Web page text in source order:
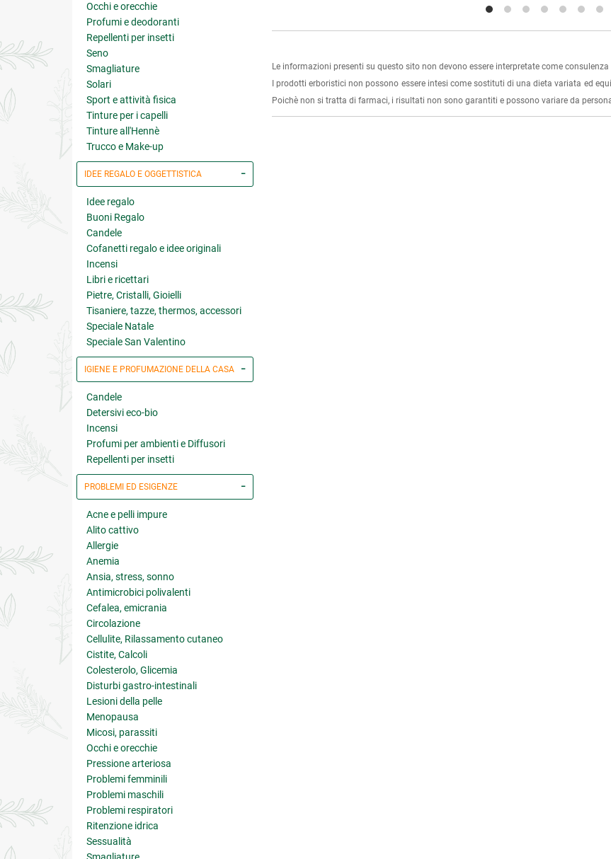
Occhi e orecchie
Profumi e deodoranti
Repellenti per insetti
Seno
Smagliature
Solari
Sport e attività fisica
Tinture per i capelli
Tinture all'Hennè
Trucco e Make-up
IDEE REGALO E OGGETTISTICA
Idee regalo
Buoni Regalo
Candele
Cofanetti regalo e idee originali
Incensi
Libri e ricettari
Pietre, Cristalli, Gioielli
Tisaniere, tazze, thermos, accessori
Speciale Natale
Speciale San Valentino
IGIENE E PROFUMAZIONE DELLA CASA
Candele
Detersivi eco-bio
Incensi
Profumi per ambienti e Diffusori
Repellenti per insetti
PROBLEMI ED ESIGENZE
Acne e pelli impure
Alito cattivo
Allergie
Anemia
Ansia, stress, sonno
Antimicrobici polivalenti
Cefalea, emicrania
Circolazione
Cellulite, Rilassamento cutaneo
Cistite, Calcoli
Colesterolo, Glicemia
Disturbi gastro-intestinali
Lesioni della pelle
Menopausa
Micosi, parassiti
Occhi e orecchie
Pressione arteriosa
Problemi femminili
Problemi maschili
Problemi respiratori
Ritenzione idrica
Sessualità
Le informazioni presenti su questo sito non devono essere interpretate come
I prodotti erboristici non possono essere intesi come sostituti di una dieta variata ed
Poichè non si tratta di farmaci, i risultati non sono garantiti e possono variare da